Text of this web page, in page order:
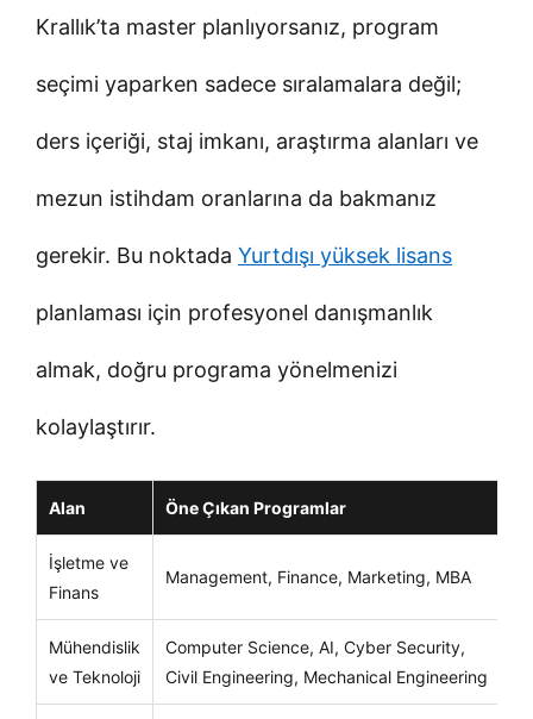
Krallık’ta master planlıyorsanız, program
seçimi yaparken sadece sıralamalara değil;
ders içeriği, staj imkanı, araştırma alanları ve
mezun istihdam oranlarına da bakmanız
gerekir. Bu noktada Yurtdışı yüksek lisans
planlaması için profesyonel danışmanlık
almak, doğru programa yönelmenizi
kolaylaştırır.
Alan Öne Çıkan Programlar
İşletme ve
Finans
Management, Finance, Marketing, MBA
Mühendislik
ve Teknoloji
Computer Science, AI, Cyber Security,
Civil Engineering, Mechanical Engineering